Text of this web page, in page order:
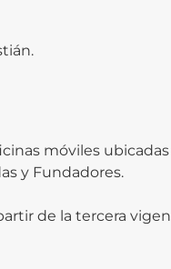
móviles
y Fundadores.
de la tercera